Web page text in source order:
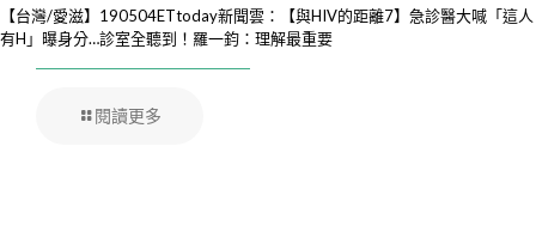
【台灣/愛滋】190504ETtoday新聞雲：【與HIV的距離7】急診醫大喊「這人
有H」曝身分…診室全聽到！羅一鈞：理解最重要
閱讀更多